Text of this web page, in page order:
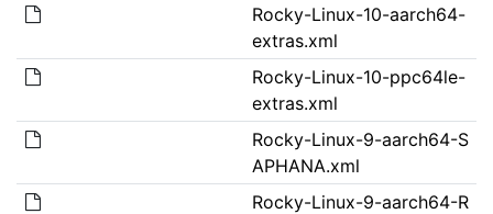
Rocky-Linux-10-aarch64-
extras.xml
Rocky-Linux-10-ppc64le-
extras.xml
Rocky-Linux-9-aarch64-S
APHANA.xml
Rocky-Linux-9-aarch64-R